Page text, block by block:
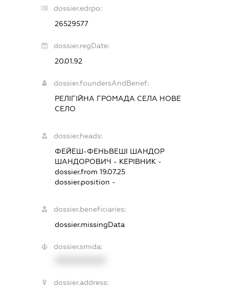
dossier.edrpo:
26529577
dossier.regDate:
20.01.92
dossier.foundersAndBenef:
РЕЛІГІЙНА ГРОМАДА СЕЛА НОВЕ
СЕЛО
dossier.heads:
ФЕЙЕШ-ФЕНЬВЕШІ ШАНДОР
ШАНДОРОВИЧ - КЕРІВНИК -
dossier.from 19.07.25
dossier.position -
dossier.beneficiaries:
dossier.missingData
dossier.smida:
dossier.address: